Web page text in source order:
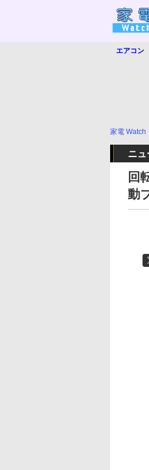
エアコン
家電 Watch
ニュ
回
動